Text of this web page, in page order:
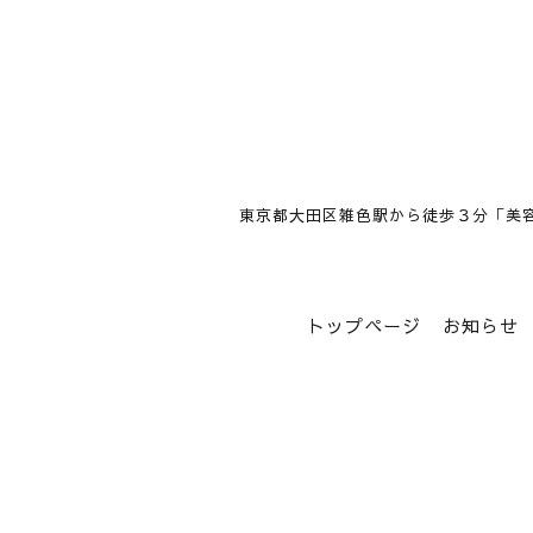
東京都大田区雑色駅から徒歩３分「美
トップページ お知らせ